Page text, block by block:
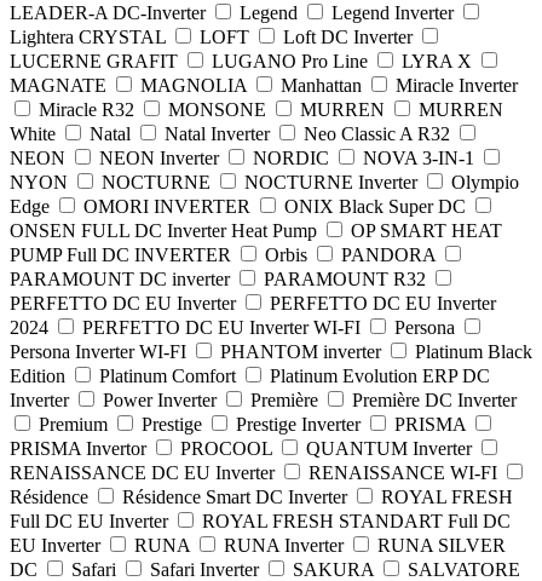
LEADER-A DC-Inverter
Legend
Legend Inverter
Lightera CRYSTAL
LOFT
Loft DC Inverter
LUCERNE GRAFIT
LUGANO Pro Line
LYRA X
MAGNATE
MAGNOLIA Manhattan
Miracle Inverter
Miracle R32
MONSONE MURREN
MURREN
White
Natal Natal Inverter
Neo Classic A R32
NEON
NEON Inverter NORDIC
NOVA 3-IN-1
NYON
NОCTURNE NОCTURNE Inverter
Olympio
Edge
OMORI INVERTER
ONIX Black Super DC
ONSEN FULL DC Inverter Heat Pump
OP SMART HEAT
PUMP Full DC INVERTER
Orbis
PANDORA
PARAMOUNT DC inverter
PARAMOUNT R32
PERFETTO DC EU Inverter
PERFETTO DC EU Inverter
2024
PERFETTO DC EU Inverter WI-FI
Persona
Persona Inverter WI-FI
PHANTOM inverter
Platinum Black
Edition
Platinum Comfort
Platinum Evolution ERP DC
Inverter
Power Inverter Première
Première DC Inverter
Premium
Prestige Prestige Inverter
PRISMA
PRISMA Invertor
PROCOOL
QUANTUM Inverter
RENAISSANCE DC EU Inverter
RENAISSANCE WI-FI
Résidence
Résidence Smart DC Inverter
ROYAL FRESH
Full DC EU Inverter
ROYAL FRESH STANDART Full DC
EU Inverter
RUNA RUNA Inverter
RUNA SILVER
DC
Safari Safari Inverter SAKURA
SALVATORE